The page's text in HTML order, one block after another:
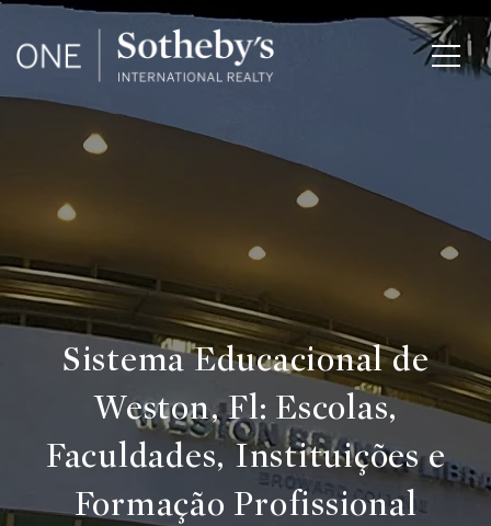
Sistema Educacional de
Weston, Fl: Escolas,
Faculdades, Instituições e
Formação Profissional